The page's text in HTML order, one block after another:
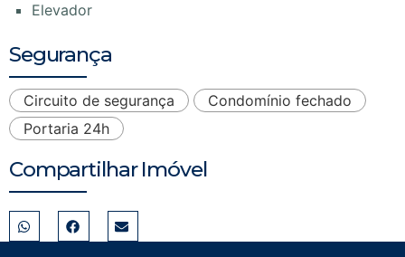
Elevador
Segurança
Circuito de segurança
Condomínio fechado
Portaria 24h
Compartilhar Imóvel